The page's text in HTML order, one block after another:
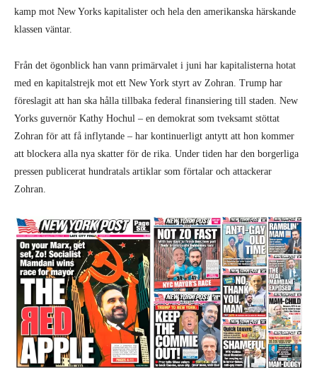
kamp mot New Yorks kapitalister och hela den amerikanska härskande
klassen väntar.
Från det ögonblick han vann primärvalet i juni har kapitalisterna hotat
med en kapitalstrejk mot ett New York styrt av Zohran. Trump har
föreslagit att han ska hålla tillbaka federal finansiering till staden. New
Yorks guvernör Kathy Hochul – en demokrat som tveksamt stöttat
Zohran för att få inflytande – har kontinuerligt antytt att hon kommer
att blockera alla nya skatter för de rika. Under tiden har den borgerliga
pressen publicerat hundratals artiklar som förtalar och attackerar
Zohran.